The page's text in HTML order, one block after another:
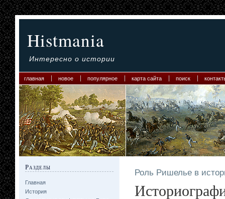
Histmania
Интересно о истории
главная новое популярное карта сайта поиск
Разделы
Главная
История
Роль Ришелье в